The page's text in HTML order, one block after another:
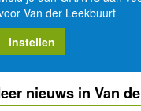
Van der Leekbuurt
Instellen
nieuws in Van